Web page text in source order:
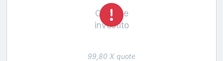
Capitale
investito
99,80 X quote